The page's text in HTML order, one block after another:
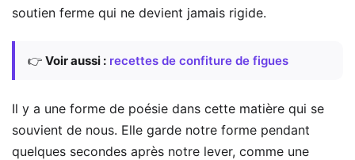
soutien ferme qui ne devient jamais rigide.
👉 Voir aussi : recettes de confiture de figues
Il y a une forme de poésie dans cette matière qui se
souvient de nous. Elle garde notre forme pendant
quelques secondes après notre lever, comme une